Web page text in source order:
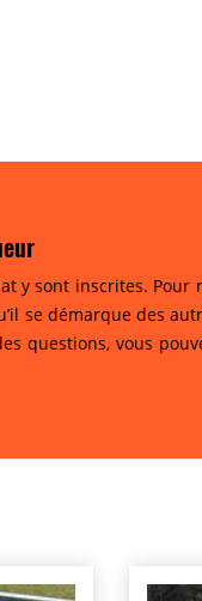
y sont inscrites.
se démarque des
questions, vous